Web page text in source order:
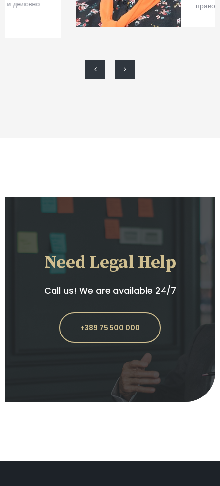
право
Need Legal Help
Call us! We are available 24/7
+389 75 500 000